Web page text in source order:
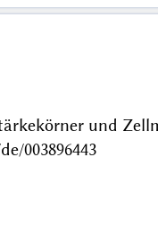
und
003896443